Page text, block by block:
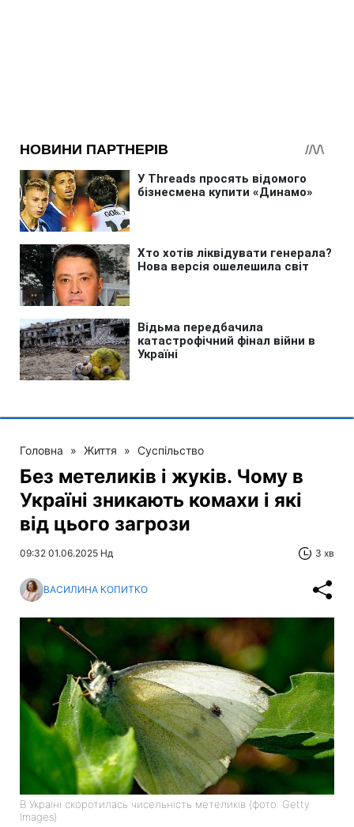
Головна » Життя » Суспільство
Без метеликів і жуків. Чому в
Україні зникають комахи і які
від цього загрози
09:32 01.06.2025 Нд 3 хв
ВАСИЛИНА КОПИТКО
В Україні скоротилась чисельність метеликів (фото: Getty
Images)